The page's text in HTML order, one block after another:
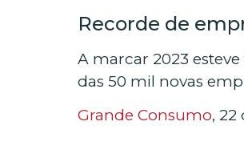
Recorde de
A marcar 2023
das 50 mil novas
Grande Consumo, 22